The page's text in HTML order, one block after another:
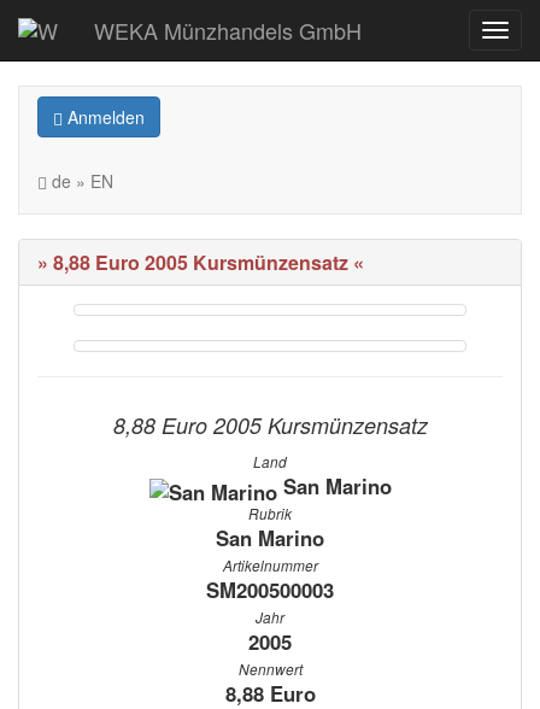
WEKA Münzhandels GmbH
Anmelden
de » EN
» 8,88 Euro 2005 Kursmünzensatz «
8,88 Euro 2005 Kursmünzensatz
Land
San Marino
Rubrik
San Marino
Artikelnummer
SM200500003
Jahr
2005
Nennwert
8,88 Euro